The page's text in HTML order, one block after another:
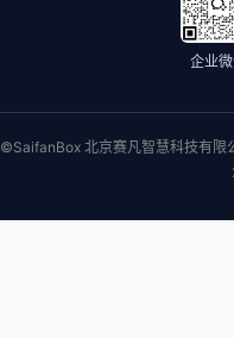
企业
©SaifanBox 北京赛凡智慧科技有限